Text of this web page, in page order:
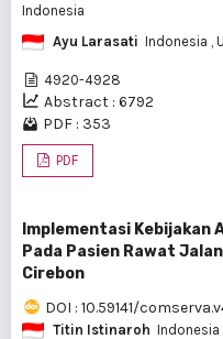
Indonesia
Ayu Larasati Indonesia ,
4920-4928
Abstract : 6792
PDF : 353
PDF
Implementasi Kebijakan
Pada Pasien Rawat
Cirebon
DOI : 10.59141/
Titin Istinaroh Indonesia